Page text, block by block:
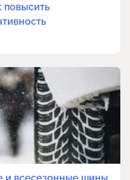
повысить